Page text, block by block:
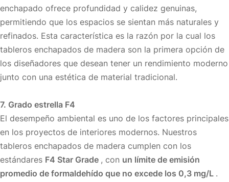
enchapado ofrece profundidad y calidez genuinas,
permitiendo que los espacios se sientan más naturales y
refinados. Esta característica es la razón por la cual los
tableros enchapados de madera son la primera opción de
los diseñadores que desean tener un rendimiento moderno
junto con una estética de material tradicional.
7. Grado estrella F4
El desempeño ambiental es uno de los factores principales
en los proyectos de interiores modernos. Nuestros
tableros enchapados de madera cumplen con los
estándares F4 Star Grade , con un límite de emisión
promedio de formaldehído que no excede los 0,3 mg/L .